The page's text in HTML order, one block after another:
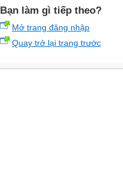
Bạn làm gì tiếp theo?
Mở trang đăng nhập
Quay trở lại trang trước